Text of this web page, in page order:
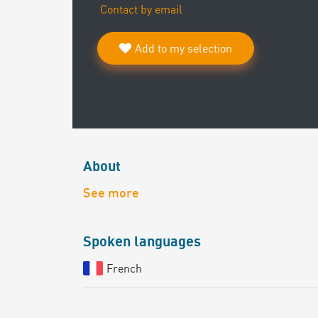
Contact by email
Add to my selection
About
See more
Spoken languages
French